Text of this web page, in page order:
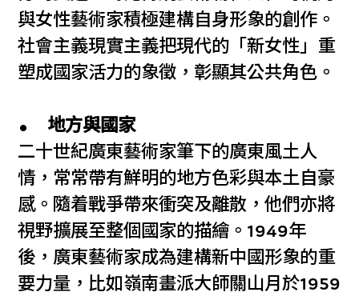
與女性藝術家積極建構自身形象的創作。
社會主義現實主義把現代的「新女性」重
塑成國家活力的象徵，彰顯其公共角色。
地方與國家
二十世紀廣東藝術家筆下的廣東風土人
情，常常帶有鮮明的地方色彩與本土自豪
感。隨着戰爭帶來衝突及離散，他們亦將
視野擴展至整個國家的描繪。1949年
後，廣東藝術家成為建構新中國形象的重
要力量，比如嶺南畫派大師關山月於1959